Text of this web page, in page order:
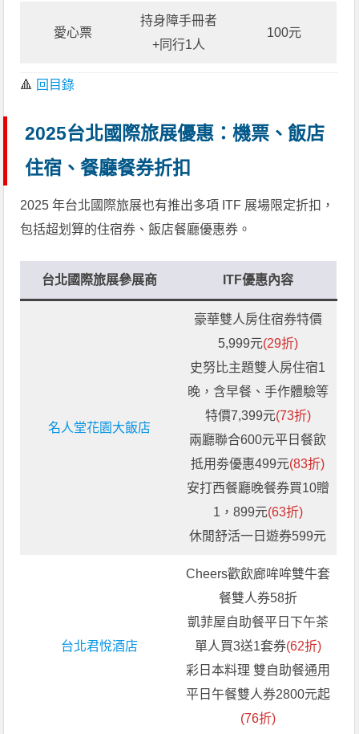
愛心票
持身障手冊者
+同行1人
100元
🔺 回目錄
2025台北國際旅展優惠：機票、飯店
住宿、餐廳餐券折扣
2025 年台北國際旅展也有推出多項 ITF 展場限定折扣，
包括超划算的住宿券、飯店餐廳優惠券。
台北國際旅展參展商 ITF優惠內容
名人堂花園大飯店
豪華雙人房住宿券特價
5,999元(29折)
史努比主題雙人房住宿1
晚，含早餐、手作體驗等
特價7,399元(73折)
兩廳聯合600元平日餐飲
抵用劵優惠499元(83折)
安打西餐廳晚餐券買10贈
1，899元(63折)
休閒舒活一日遊券599元
台北君悅酒店
Cheers歡飲廊哞哞雙牛套
餐雙人券58折
凱菲屋自助餐平日下午茶
單人買3送1套券(62折)
彩日本料理 雙自助餐通用
平日午餐雙人券2800元起
(76折)